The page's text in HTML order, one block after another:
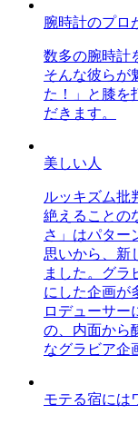
腕時計のプロ
数多の腕時計
そんな彼らが
た！」と膝を
だきます。
美しい人
ルッキズム批
絶えることの
さ」はパター
思いから、新
ました。グラ
にした企画が
ロデューサー
の、内面から
なグラビア企
モテる宿には